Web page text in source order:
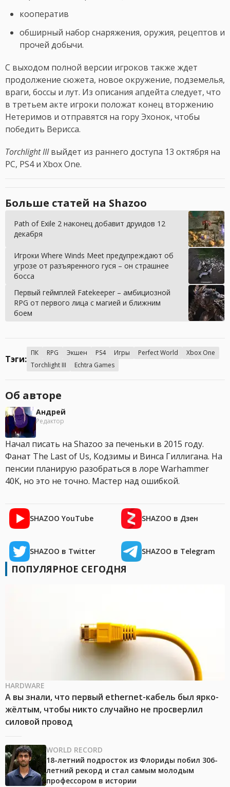
кооператив
обширный набор снаряжения, оружия, рецептов и
прочей добычи.
С выходом полной версии игроков также ждет
продолжение сюжета, новое окружение, подземелья,
враги, боссы и лут. Из описания апдейта следует, что
в третьем акте игроки положат конец вторжению
Нетеримов и отправятся на гору Эхонок, чтобы
победить Верисса.
TorchlightIIIвыйдет из раннего доступа 13 октября на
PC, PS4 и Xbox One.
Больше статей на Shazoo
Path of Exile 2 наконец добавит друидов 12
декабря
Игроки Where Winds Meet предупреждают об
угрозе от разъяренного гуся – он страшнее
босса
Первый геймплей Fatekeeper – амбициозной
RPG от первого лица с магией и ближним
боем
Тэги:
ПК RPG Экшен PS4 Игры Perfect World
Xbox One
Torchlight III
Echtra Games
Об авторе
Андрей
Редактор
Начал писать на Shazoo за печеньки в 2015 году.
Фанат The Last of Us, Кодзимы и Винса Гиллигана. На
пенсии планирую разобраться в лоре Warhammer
40K, но это не точно. Мастер над ошибкой.
SHAZOO YouTube SHAZOO в Дзен
SHAZOO в Twitter SHAZOO в Telegram
ПОПУЛЯРНОЕ СЕГОДНЯ
HARDWARE
А вы знали, что первый ethernet-кабель был ярко-
жёлтым, чтобы никто случайно не просверлил
силовой провод
WORLD RECORD
18-летний подросток из Флориды побил 306-
летний рекорд и стал самым молодым
профессором в истории